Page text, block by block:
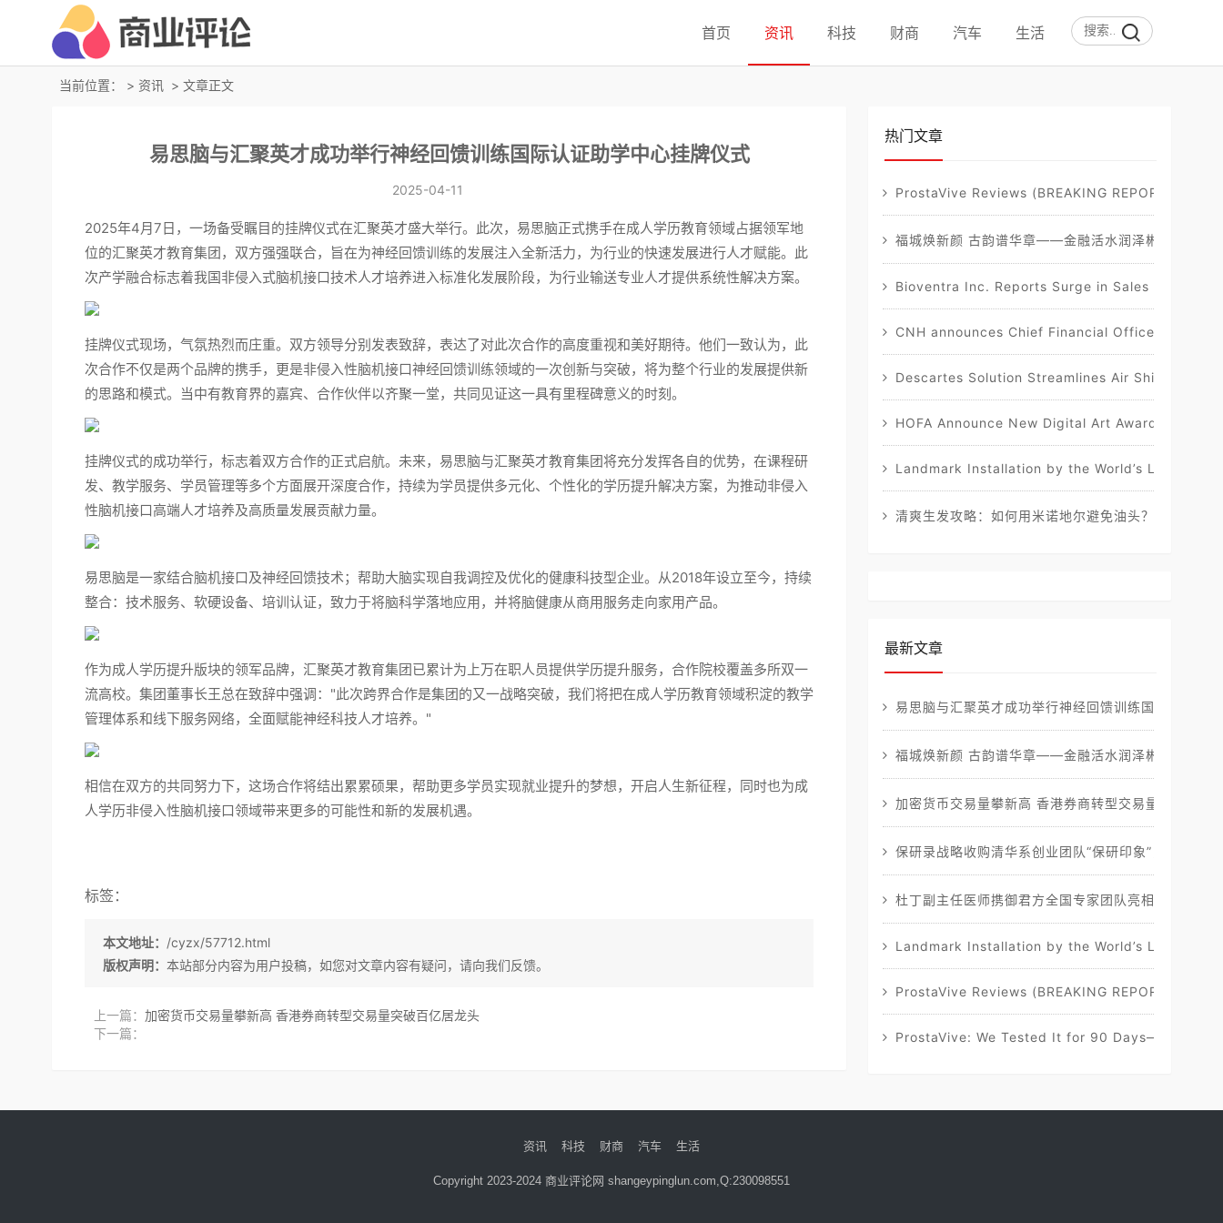
首页 资讯 科技 财商 汽车 生活
当前位置： > 资讯 > 文章正文
易思脑与汇聚英才成功举行神经回馈训练国际认证助学中心挂牌仪式
2025-04-11
2025年4月7日，一场备受瞩目的挂牌仪式在汇聚英才盛大举行。此次，易思脑正式携手在成人学历教育领域占据领军地
位的汇聚英才教育集团，双方强强联合，旨在为神经回馈训练的发展注入全新活力，为行业的快速发展进行人才赋能。此
次产学融合标志着我国非侵入式脑机接口技术人才培养进入标准化发展阶段，为行业输送专业人才提供系统性解决方案。
挂牌仪式现场，气氛热烈而庄重。双方领导分别发表致辞，表达了对此次合作的高度重视和美好期待。他们一致认为，此
次合作不仅是两个品牌的携手，更是非侵入性脑机接口神经回馈训练领域的一次创新与突破，将为整个行业的发展提供新
的思路和模式。当中有教育界的嘉宾、合作伙伴以齐聚一堂，共同见证这一具有里程碑意义的时刻。
挂牌仪式的成功举行，标志着双方合作的正式启航。未来，易思脑与汇聚英才教育集团将充分发挥各自的优势，在课程研
发、教学服务、学员管理等多个方面展开深度合作，持续为学员提供多元化、个性化的学历提升解决方案，为推动非侵入
性脑机接口高端人才培养及高质量发展贡献力量。
易思脑是一家结合脑机接口及神经回馈技术；帮助大脑实现自我调控及优化的健康科技型企业。从2018年设立至今，持续
整合：技术服务、软硬设备、培训认证，致力于将脑科学落地应用，并将脑健康从商用服务走向家用产品。
作为成人学历提升版块的领军品牌，汇聚英才教育集团已累计为上万在职人员提供学历提升服务，合作院校覆盖多所双一
流高校。集团董事长王总在致辞中强调："此次跨界合作是集团的又一战略突破，我们将把在成人学历教育领域积淀的教学
管理体系和线下服务网络，全面赋能神经科技人才培养。"
相信在双方的共同努力下，这场合作将结出累累硕果，帮助更多学员实现就业提升的梦想，开启人生新征程，同时也为成
人学历非侵入性脑机接口领域带来更多的可能性和新的发展机遇。
标签：
本文地址： /cyzx/57712.html
版权声明： 本站部分内容为用户投稿，如您对文章内容有疑问，请向我们反馈。
上一篇： 加密货币交易量攀新高 香港券商转型交易量突破百亿居龙头
下一篇：
热门文章
ProstaVive Reviews (BREAKING REPORT):
福城焕新颜 古韵谱华章——金融活水润泽郴州乡村振
Bioventra Inc. Reports Surge in Sales of
CNH announces Chief Financial Officer
Descartes Solution Streamlines Air Shipment
HOFA Announce New Digital Art Awards, in
Landmark Installation by the World’s Leading
清爽生发攻略：如何用米诺地尔避免油头？
最新文章
易思脑与汇聚英才成功举行神经回馈训练国际认证助
福城焕新颜 古韵谱华章——金融活水润泽郴州乡村振
加密货币交易量攀新高 香港券商转型交易量突破百亿
保研录战略收购清华系创业团队“保研印象”，加速清
杜丁副主任医师携御君方全国专家团队亮相2025年动
Landmark Installation by the World’s Leading
ProstaVive Reviews (BREAKING REPORT):
ProstaVive: We Tested It for 90 Days—Our Full
资讯 科技 财商 汽车 生活
Copyright 2023-2024 商业评论网 shangeypinglun.com,Q:230098551